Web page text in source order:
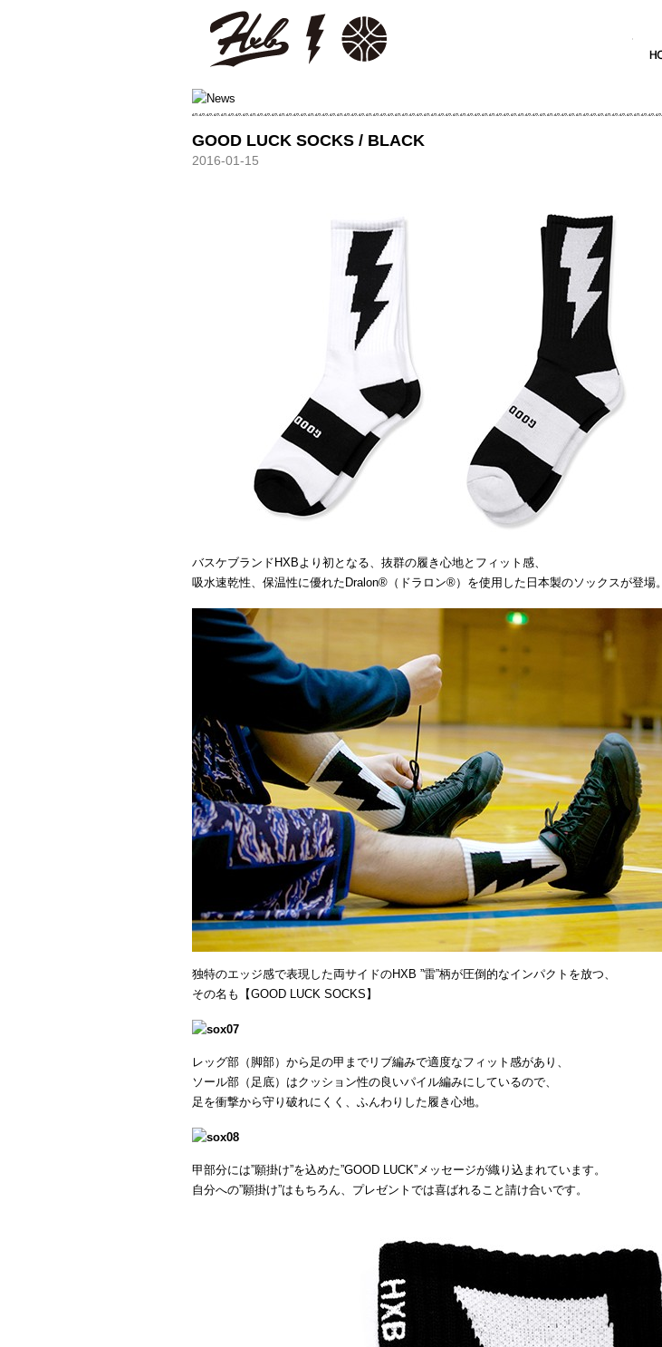
GOOD LUCK SOCKS / BLACK
2016-01-15
バスケブランドHXBより初となる、抜群の履き心地とフィット感、
吸水速乾性、保温性に優れたDralon®（ドラロン®）を使用した日本製のソックスが登場。
独特のエッジ感で表現した両サイドのHXB ”雷”柄が圧倒的なインパクトを放つ、
その名も【GOOD LUCK SOCKS】
レッグ部（脚部）から足の甲までリブ編みで適度なフィット感があり、
ソール部（足底）はクッション性の良いパイル編みにしているので、
足を衝撃から守り破れにくく、ふんわりした履き心地。
甲部分には”願掛け”を込めた”GOOD LUCK”メッセージが織り込まれています。
自分への”願掛け”はもちろん、プレゼントでは喜ばれること請け合いです。